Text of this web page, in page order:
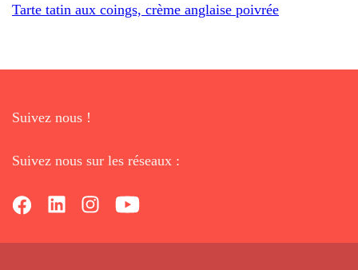
Tarte tatin aux coings, crème anglaise poivrée
Suivez nous !
Suivez nous sur les réseaux :